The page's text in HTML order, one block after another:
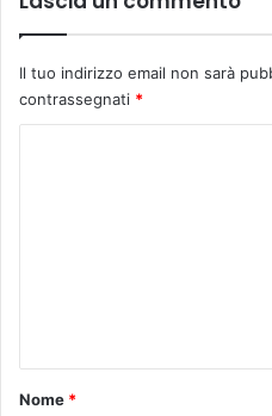
h
i
e
i
e
’
.
i
l
a
v
Il tuo indirizzo email non sarà
contrassegnati *
o
Nome *